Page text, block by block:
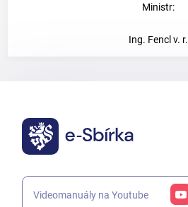
Ministr:
Ing. Fencl v. r.
Videomanuály na Youtube